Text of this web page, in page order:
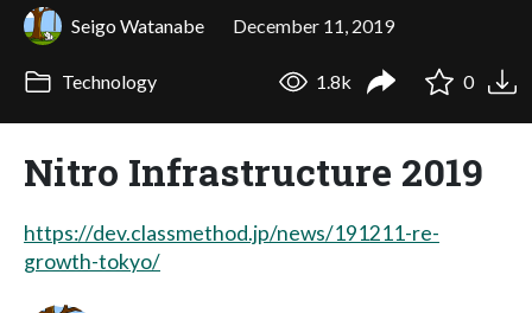
Seigo Watanabe December 11, 2019
Technology 1.8k 0
Nitro Infrastructure 2019
https://dev.classmethod.jp/news/191211-re-
growth-tokyo/